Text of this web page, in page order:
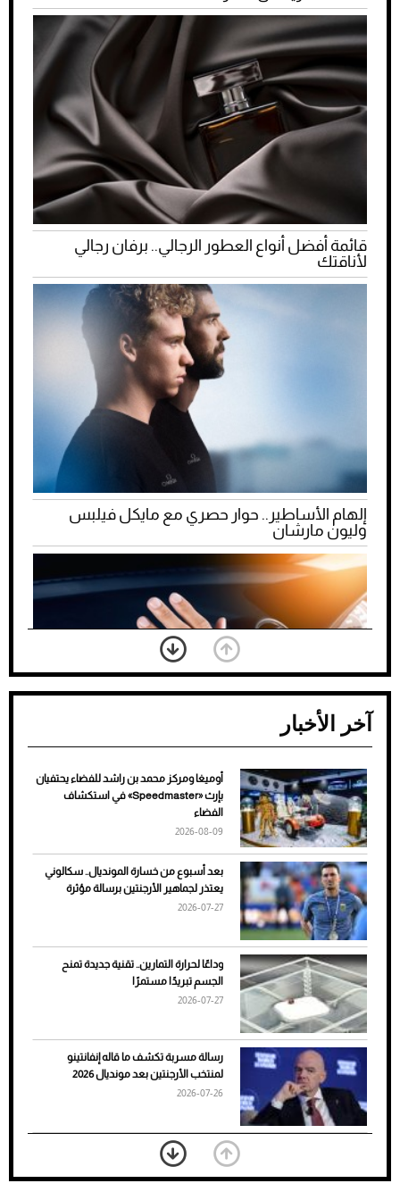
قائمة أفضل أنواع العطور الرجالي.. برفان رجالي
لأناقتك
إلهام الأساطير.. حوار حصري مع مايكل فيلبس
وليون مارشان
ضعف تبريد مكيف السيارة عند الوقوف.. أشهر
الأسباب والحلول
7 نصائح لاختيار لون البنطلون المناسب للقميص
الأسود
آخر الأخبار
أوميغا ومركز محمد بن راشد للفضاء يحتفيان
بإرث «Speedmaster» في استكشاف
الفضاء
2026-08-09
بعد أسبوع من خسارة المونديال.. سكالوني
يعتذر لجماهير الأرجنتين برسالة مؤثرة
2026-07-27
وداعًا لحرارة التمارين.. تقنية جديدة تمنح
الجسم تبريدًا مستمرًا
2026-07-27
رسالة مسربة تكشف ما قاله إنفانتينو
لمنتخب الأرجنتين بعد مونديال 2026
2026-07-26
«الجوازات» تكشف طريقة استخراج رقم
الحدود للزائر عبر أبشر